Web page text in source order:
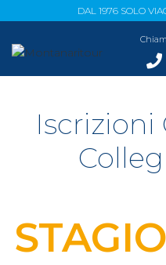
DAL 1976 SOLO
Iscrizioni